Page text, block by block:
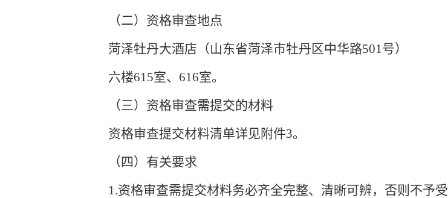
（二）资格审查地点
菏泽牡丹大酒店（山东省菏泽市牡丹区中华路501 号）
六楼615室、 616室。
（三）资格审查需提交的材料
资格审查提交材料清单详见附件3。
（四）有关要求
1.资格审查需提交材料务必齐全完整、清晰可辨，否则不予受